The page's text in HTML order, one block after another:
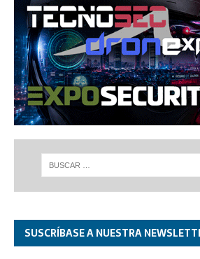
SUSCRÍBASE A NUESTRA